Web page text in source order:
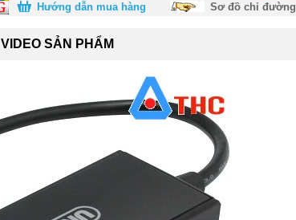
Hướng dẫn mua hàng
Sơ đồ chỉ đường
VIDEO SẢN PHẨM